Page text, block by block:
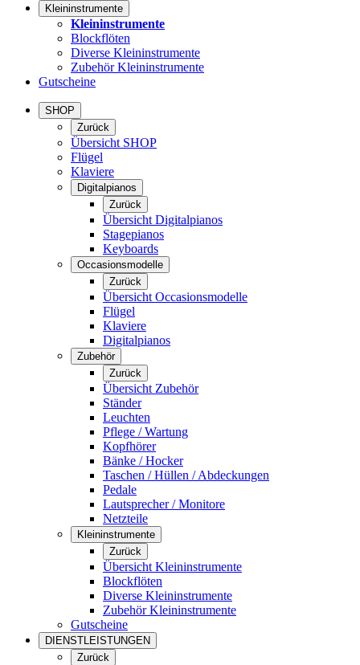
Kleininstrumente
Kleininstrumente
Blockflöten
Diverse Kleininstrumente
Zubehör Kleininstrumente
Gutscheine
SHOP
Zurück
Übersicht SHOP
Flügel
Klaviere
Digitalpianos
Zurück
Übersicht Digitalpianos
Stagepianos
Keyboards
Occasionsmodelle
Zurück
Übersicht Occasionsmodelle
Flügel
Klaviere
Digitalpianos
Zubehör
Zurück
Übersicht Zubehör
Ständer
Leuchten
Pflege / Wartung
Kopfhörer
Bänke / Hocker
Taschen / Hüllen / Abdeckungen
Pedale
Lautsprecher / Monitore
Netzteile
Kleininstrumente
Zurück
Übersicht Kleininstrumente
Blockflöten
Diverse Kleininstrumente
Zubehör Kleininstrumente
Gutscheine
DIENSTLEISTUNGEN
Zurück